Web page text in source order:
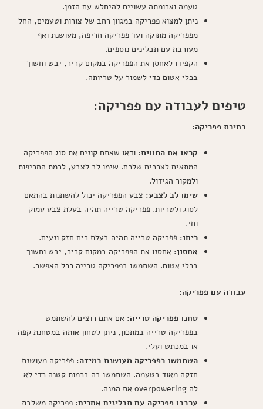
טעמה וארומתה עשויים להיחלש עם הזמן.
ניתן למצוא פפריקה במגוון רחב של צורות וטעמים, החל
מפפריקה מתוקה ועד פפריקה חריפה, מעושנת ואף
מעורבת עם תבלינים נוספים.
הקפידו לאחסן את הפפריקה במקום קריר, יבש וחשוך
בכלי אטום כדי לשמור על טריותה.
טיפים לעבודה עם פפריקה:
בחירת פפריקה:
קראו את התווית: ודאו שאתם קונים את סוג הפפריקה
המתאים לצרכים שלכם. שימו לב לצבע, לרמת החריפות
ולמקור הגידול.
שימו לב לצבע: צבע הפפריקה יכול להשתנות בהתאם
לסוג ולטריות. פפריקה טרייה תהיה בעלת צבע עמוק
וחי.
ריחו: פפריקה טרייה תהיה בעלת ריח חזק ונעים.
אחסון: אחסנו את הפפריקה במקום קריר, יבש וחשוך
בכלי אטום. השתמשו בפפריקה טרייה ככל האפשר.
עבודה עם פפריקה:
טחנו פפריקה טרייה: אם אתם רוצים להשתמש
בפפריקה טרייה במתכון, ניתן לטחון אותה במטחנת קפה
או במכתש ועלי.
השתמשו בפפריקה מעושנת במידה: פפריקה מעושנת
חזקה מאוד בטעמה. השתמשו בה בכמות קטנה כדי לא
לה overpowering את המנה.
ערבבו פפריקה עם תבלינים אחרים: פפריקה משלבת